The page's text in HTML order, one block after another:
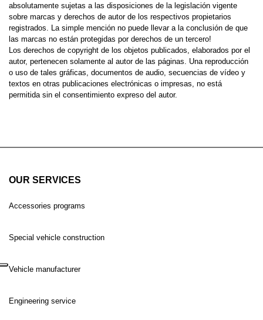
absolutamente sujetas a las disposiciones de la legislación vigente
sobre marcas y derechos de autor de los respectivos propietarios
registrados. La simple mención no puede llevar a la conclusión de que
las marcas no están protegidas por derechos de un tercero!
Los derechos de copyright de los objetos publicados, elaborados por el
autor, pertenecen solamente al autor de las páginas. Una reproducción
o uso de tales gráficas, documentos de audio, secuencias de vídeo y
textos en otras publicaciones electrónicas o impresas, no está
permitida sin el consentimiento expreso del autor.
OUR SERVICES
Accessories programs
Special vehicle construction
Vehicle manufacturer
Engineering service